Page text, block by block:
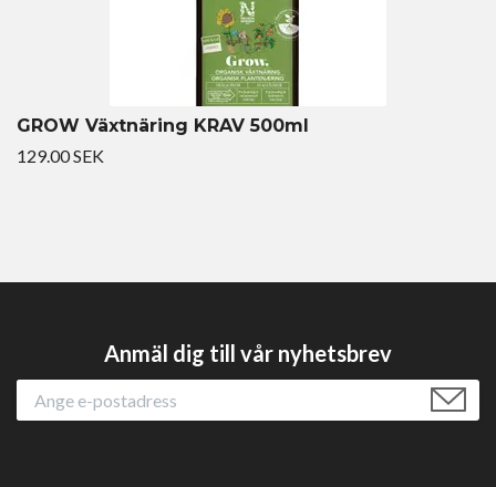
GROW Växtnäring KRAV 500ml
129.00 SEK
Anmäl dig till vår nyhetsbrev